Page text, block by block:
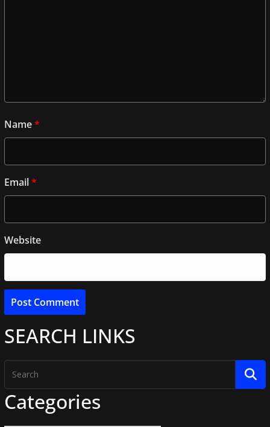
Name*
Email*
Website
SEARCH LINKS
Categories